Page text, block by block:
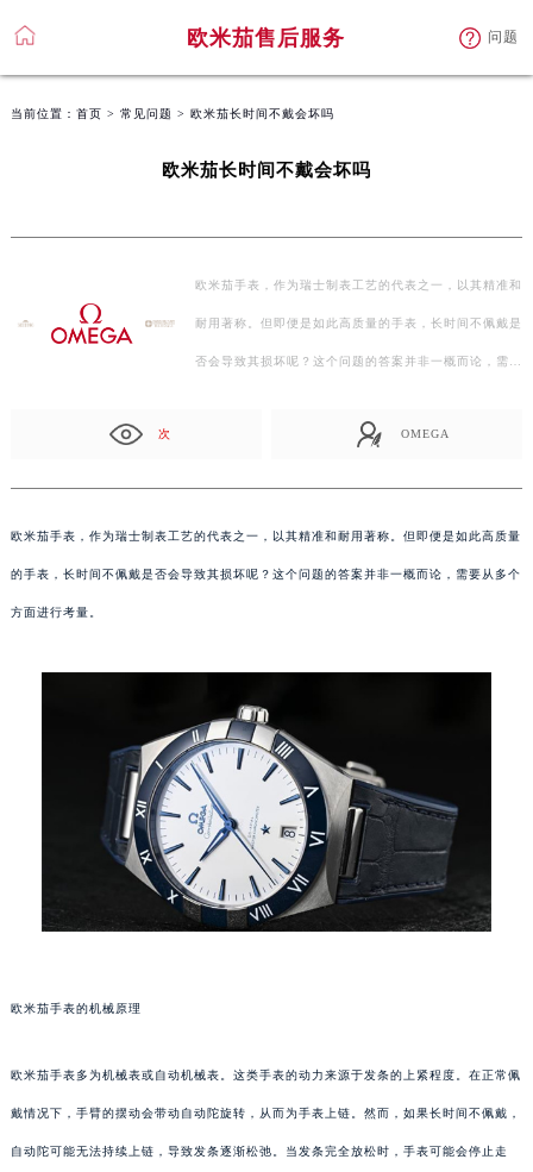
欧米茄售后服务 问题
当前位置： 首页 > 常见问题 > 欧米茄长时间不戴会坏吗
欧米茄长时间不戴会坏吗
欧米茄手表，作为瑞士制表工艺的代表之一，以其精准和
耐用著称。但即便是如此高质量的手表，长时间不佩戴是
否会导致其损坏呢？这个问题的答案并非一概而论，需要
次 OMEGA
欧米茄手表，作为瑞士制表工艺的代表之一，以其精准和耐用著称。但即便是如此高质量
的手表，长时间不佩戴是否会导致其损坏呢？这个问题的答案并非一概而论，需要从多个
方面进行考量。
欧米茄手表的机械原理
欧米茄手表多为机械表或自动机械表。这类手表的动力来源于发条的上紧程度。在正常佩
戴情况下，手臂的摆动会带动自动陀旋转，从而为手表上链。然而，如果长时间不佩戴，
自动陀可能无法持续上链，导致发条逐渐松弛。当发条完全放松时，手表可能会停止走